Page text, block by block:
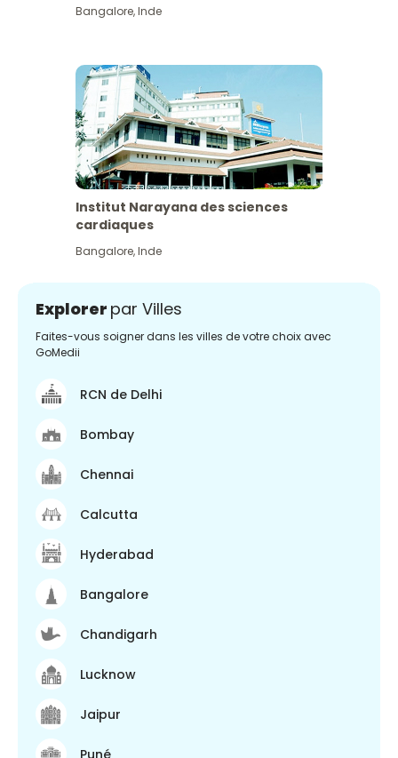
Bangalore,Inde
Institut Narayana des sciences
cardiaques
Bangalore,Inde
Explorer par Villes
Faites-vous soigner dans les villes de votre choix avec
GoMedii
RCN de Delhi
Bombay
Chennai
Calcutta
Hyderabad
Bangalore
Chandigarh
Lucknow
Jaipur
Puné